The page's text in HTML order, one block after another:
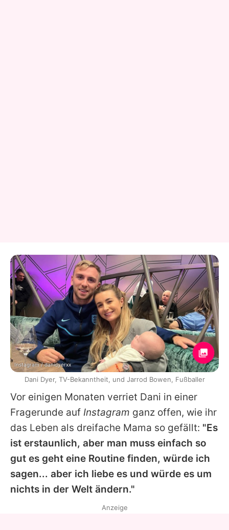
Vor einigen Monaten verriet Dani in einer
Fragerunde auf Instagram ganz offen, wie ihr
das Leben als dreifache Mama so gefällt: "Es
ist erstaunlich, aber man muss einfach so
gut es geht eine Routine finden, würde ich
sagen... aber ich liebe es und würde es um
nichts in der Welt ändern."
Instagram / danidyerxx
Dani Dyer, TV-Bekanntheit, und Jarrod Bowen, Fußballer
Anzeige